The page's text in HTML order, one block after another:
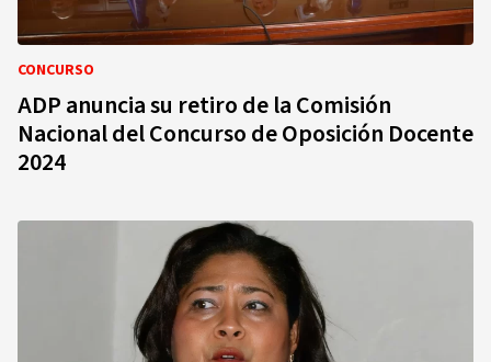
CONCURSO
ADP anuncia su retiro de la Comisión
Nacional del Concurso de Oposición Docente
2024